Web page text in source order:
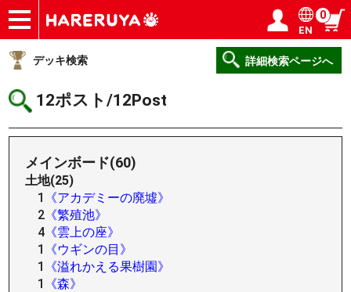
ショップ
買取
記事
デッキ検索
デッキ構築
選手一覧
店舗一覧
イベント
ヘルプ
お問い合わせ ログイン／会員登録
EN
0
デッキ検索 詳細検索ページへ
12ポスト/12Post
メインボード(60)
土地(25)
1
《アカデミーの廃墟》
2 《繁殖池》
4 《雲上の座》
1
《ウギンの目》
1
《溢れかえる果樹園》
1
《森》